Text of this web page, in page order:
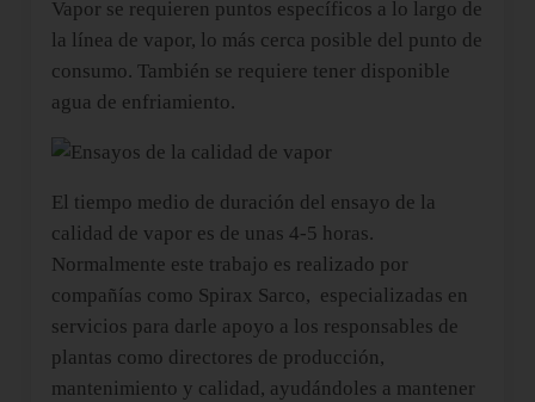
Vapor se requieren puntos específicos a lo largo de
la línea de vapor, lo más cerca posible del punto de
consumo. También se requiere tener disponible
agua de enfriamiento.
El tiempo medio de duración del ensayo de la
calidad de vapor es de unas 4-5 horas.
Normalmente este trabajo es realizado por
compañías como Spirax Sarco, especializadas en
servicios para darle apoyo a los responsables de
plantas como directores de producción,
mantenimiento y calidad, ayudándoles a mantener